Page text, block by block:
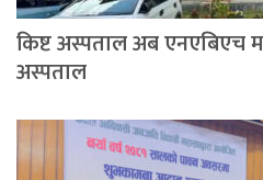
किष्ट अस्पताल अब एनएबिएच
अस्पताल